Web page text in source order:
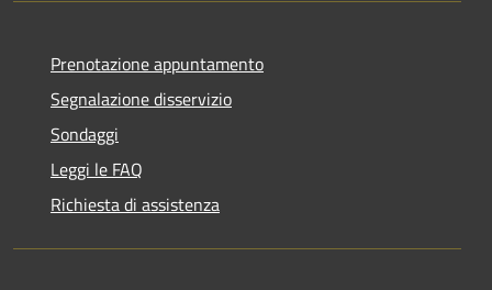
Prenotazione appuntamento
Segnalazione disservizio
Sondaggi
Leggi le FAQ
Richiesta di assistenza